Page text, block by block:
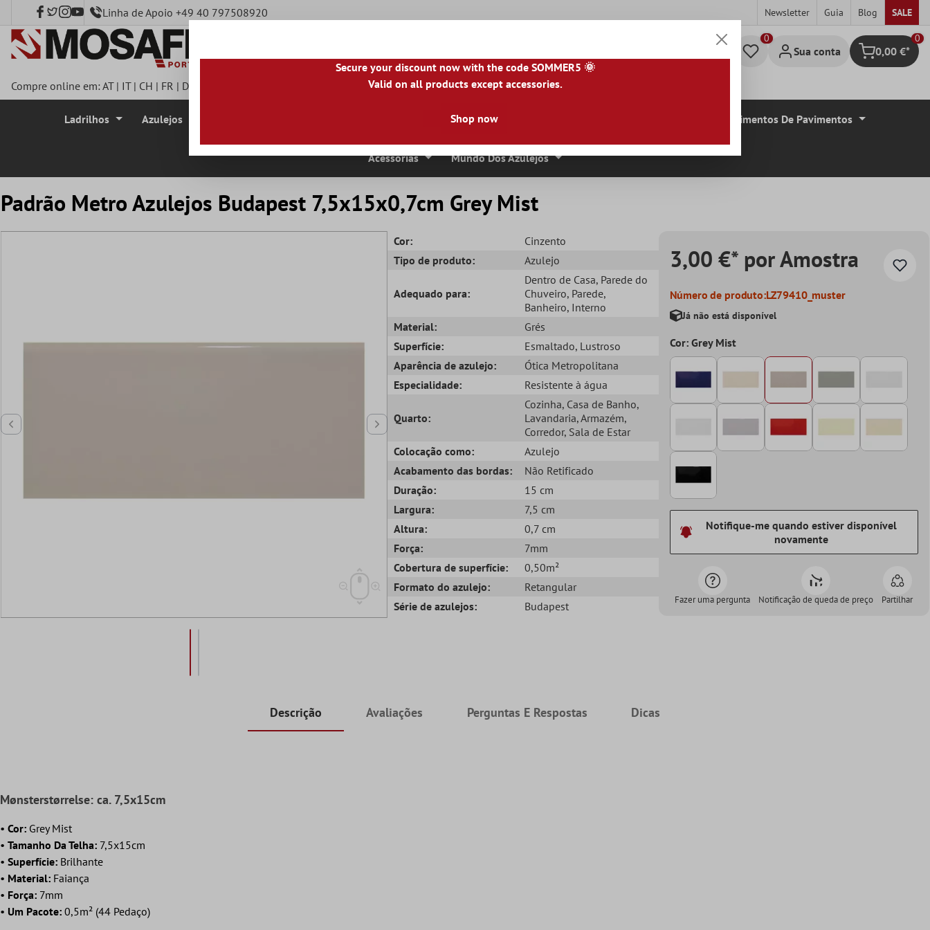
principal Linha de Apoio +49 40 797508920 Newsletter Guia Blog SALE
Sua conta Carrinho de
0
0,00 €*
Compre online em:AT| IT| CH | FR | DE |PL|PT| FI| GR|RO| NO|HU|BG|HR|LU
Ladrilhos Azulejos Ladrilhos De Pedra Natural Lajes De Terraço Revestimentos De Pavimentos
Acessórias Mundo Dos Azulejos
Padrão Metro Azulejos Budapest 7,5x15x0,7cm Grey Mist
Cor:
Cinzento
Tipo de produto:
Azulejo
Adequado para:
Dentro de Casa, Parede do
Chuveiro, Parede,
Banheiro, Interno
Material:
Grés
Superfície:
Esmaltado, Lustroso
Aparência de azulejo:
Ótica Metropolitana
Especialidade:
Resistente à água
Quarto:
Cozinha, Casa de Banho,
Lavandaria, Armazém,
Corredor, Sala de Estar
Colocação como:
Azulejo
Acabamento das bordas:
Não Retificado
Duração:
15 cm
Largura:
7,5 cm
Altura:
0,7 cm
Força:
7mm
Cobertura de superfície:
0,50m²
Formato do azulejo:
Retangular
Série de azulejos:
Budapest
3,00 €* por Amostra
Número de produto:LZ79410_muster
Já não está disponível
Cor: Grey Mist
Notifique-me quando estiver disponível
novamente
Fazer uma pergunta Notificação de queda de preço Partilhar
Descrição Avaliações Perguntas E Respostas Dicas
Mønsterstørrelse: ca. 7,5x15cm
• Cor: Grey Mist
• Tamanho Da Telha: 7,5x15cm
• Superfície: Brilhante
• Material: Faiança
• Força: 7mm
• Um Pacote: 0,5m² (44 Pedaço)
Secure your discount now with the code SOMMER5 🌞
Valid on all products except accessories.
Shop now